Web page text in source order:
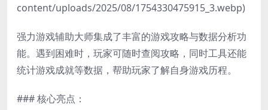
content/uploads/2025/08/1754330475915_3.webp)
强力游戏辅助大师集成了丰富的游戏攻略与数据分析功
能。遇到困难时，玩家可随时查阅攻略，同时工具还能
统计游戏成就等数据，帮助玩家了解自身游戏历程。
### 核心亮点：